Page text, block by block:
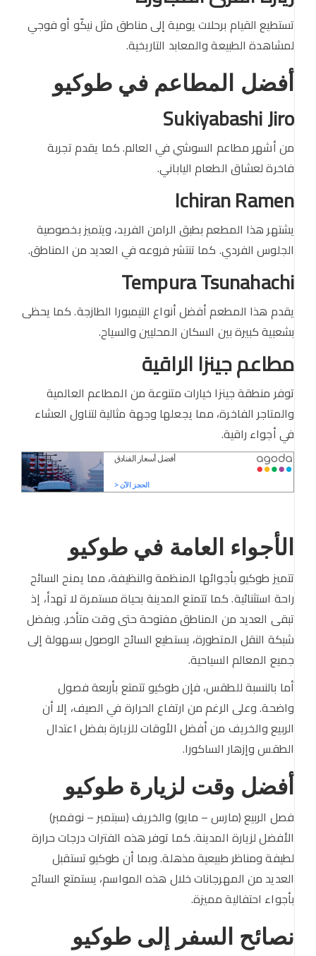
تستطيع القيام برحلات يومية إلى مناطق مثل نيكّو أو فوجي
لمشاهدة الطبيعة والمعابد التاريخية.
أفضل المطاعم في طوكيو
Sukiyabashi Jiro
من أشهر مطاعم السوشي في العالم. كما يقدم تجربة
فاخرة لعشاق الطعام الياباني.
Ichiran Ramen
يشتهر هذا المطعم بطبق الرامن الفريد، ويتميز بخصوصية
الجلوس الفردي. كما تنتشر فروعه في العديد من المناطق.
Tempura Tsunahachi
يقدم هذا المطعم أفضل أنواع التيمبورا الطازجة. كما يحظى
بشعبية كبيرة بين السكان المحليين والسياح.
مطاعم جينزا الراقية
توفر منطقة جينزا خيارات متنوعة من المطاعم العالمية
والمتاجر الفاخرة، مما يجعلها وجهة مثالية لتناول العشاء
في أجواء راقية.
الأجواء العامة في طوكيو
تتميز طوكيو بأجوائها المنظمة والنظيفة، مما يمنح السائح
راحة استثنائية. كما تتمتع المدينة بحياة مستمرة لا تهدأ، إذ
تبقى العديد من المناطق مفتوحة حتى وقت متأخر. وبفضل
شبكة النقل المتطورة، يستطيع السائح الوصول بسهولة إلى
جميع المعالم السياحية.
أما بالنسبة للطقس، فإن طوكيو تتمتع بأربعة فصول
واضحة. وعلى الرغم من ارتفاع الحرارة في الصيف، إلا أن
الربيع والخريف من أفضل الأوقات للزيارة بفضل اعتدال
الطقس وإزهار الساكورا.
أفضل وقت لزيارة طوكيو
فصل الربيع (مارس – مايو) والخريف (سبتمبر – نوفمبر)
الأفضل لزيارة المدينة. كما توفر هذه الفترات درجات حرارة
لطيفة ومناظر طبيعية مذهلة. وبما أن طوكيو تستقبل
العديد من المهرجانات خلال هذه المواسم، يستمتع السائح
بأجواء احتفالية مميزة.
نصائح السفر إلى طوكيو